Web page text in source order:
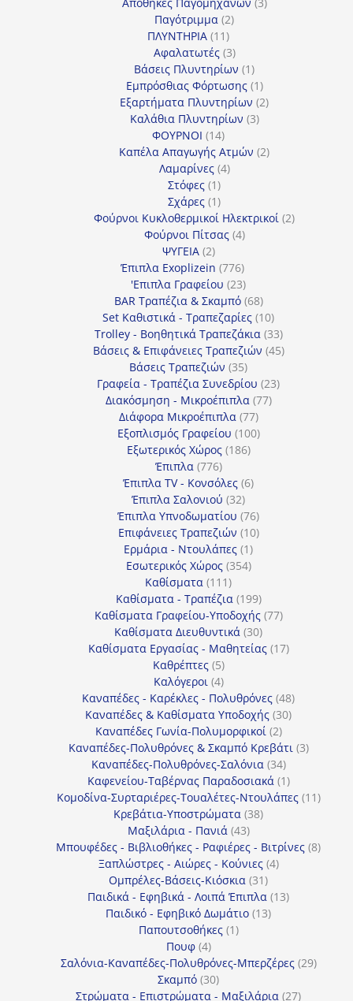
Παγότριμμα 22
ΠΛΥΝΤΗΡΙΑ 1111
προϊόντα
Αφαλατωτές 33
προϊόντα
Βάσεις Πλυντηρίων 11
προϊόν
Εμπρόσθιας Φόρτωσης 11
προϊόν
Εξαρτήματα Πλυντηρίων 22
Καλάθια Πλυντηρίων 33
ΦΟΥΡΝΟΙ 1414
προϊόντα
Καπέλα Απαγωγής Ατμών 22
Λαμαρίνες 44
Στόφες 11
προϊόν
Σχάρες 11
προϊόν
Φούρνοι Κυκλοθερμικοί Ηλεκτρικοί 22
Φούρνοι Πίτσας 44
ΨΥΓΕΙΑ 22
προϊόντα
Έπιπλα Exoplizein 776776
προϊόντα
'Επιπλα Γραφείου 2323
προϊόντα
BAR Τραπέζια & Σκαμπό 6868
προϊόντα
Set Καθιστικά - Τραπεζαρίες 1010
προϊόντα
Trolley - Βοηθητικά Τραπεζάκια 3333
προϊόντα
Βάσεις & Επιφάνειες Τραπεζιών 4545
Βάσεις Τραπεζιών 3535
προϊόντα
Γραφεία - Τραπέζια Συνεδρίου 2323
Διακόσμηση - Μικροέπιπλα 7777
Διάφορα Μικροέπιπλα 7777
προϊόντα
Εξοπλισμός Γραφείου 100100
Εξωτερικός Χώρος 186186
Έπιπλα 776776
προϊόντα
Έπιπλα TV - Κονσόλες 66
Έπιπλα Σαλονιού 3232
προϊόντα
Έπιπλα Υπνοδωματίου 7676
προϊόντα
Επιφάνειες Τραπεζιών 1010
Ερμάρια - Ντουλάπες 11
προϊόν
Εσωτερικός Χώρος 354354
Καθίσματα 111111
προϊόντα
Καθίσματα - Τραπέζια 199199
προϊόντα
Καθίσματα Γραφείου-Υποδοχής 7777
Καθίσματα Διευθυντικά 3030
προϊόντα
Καθίσματα Εργασίας - Μαθητείας 1717
Καθρέπτες 55
προϊόντα
Καλόγεροι 44
προϊόντα
Καναπέδες - Καρέκλες - Πολυθρόνες 4848
προϊόντα
Καναπέδες & Καθίσματα Υποδοχής 3030
Καναπέδες Γωνία-Πολυμορφικοί 22
προϊόντα
Καναπέδες-Πολυθρόνες & Σκαμπό Κρεβάτι 33
Καναπέδες-Πολυθρόνες-Σαλόνια 3434
προϊόντα
Καφενείου-Ταβέρνας Παραδοσιακά 11
προϊόν
Κομοδίνα-Συρταριέρες-Τουαλέτες-Ντουλάπες 1111
Κρεβάτια-Υποστρώματα 3838
Μαξιλάρια - Πανιά 4343
προϊόντα
Μπουφέδες - Βιβλιοθήκες - Ραφιέρες - Βιτρίνες 88
Ξαπλώστρες - Αιώρες - Κούνιες 44
Ομπρέλες-Βάσεις-Κιόσκια 3131
προϊόντα
Παιδικά - Εφηβικά - Λοιπά Έπιπλα 1313
Παιδικό - Εφηβικό Δωμάτιο 1313
Παπουτσοθήκες 11
Πουφ 44
προϊόντα
Σαλόνια-Καναπέδες-Πολυθρόνες-Μπερζέρες 2929
Σκαμπό 3030
προϊόντα
Στρώματα - Επιστρώματα - Μαξιλάρια 2727